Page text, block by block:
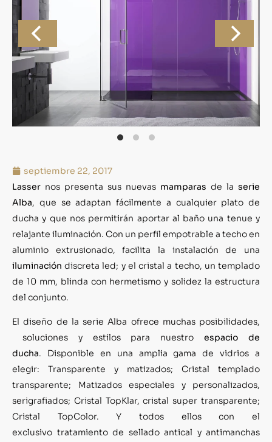
septiembre 22, 2017
Lasser nos presenta sus nuevas mamparas de la serie
Alba, que se adaptan fácilmente a cualquier plato de
ducha y que nos permitirán aportar al baño una tenue y
relajante iluminación. Con un perfil empotrable a techo en
aluminio extrusionado, facilita la instalación de una
iluminación discreta led; y el cristal a techo, un templado
de 10 mm, blinda con hermetismo y solidez la estructura
del conjunto.
El diseño de la serie Alba ofrece muchas posibilidades,
soluciones y estilos para nuestroespacio de
ducha. Disponible en una amplia gama de vidrios a
elegir: Transparente y matizados; Cristal templado
transparente; Matizados especiales y personalizados,
serigrafiados; Cristal TopKlar, cristal super transparente;
Cristal TopColor. Y todos ellos con el
exclusivo tratamiento de sellado antical y antimanchas